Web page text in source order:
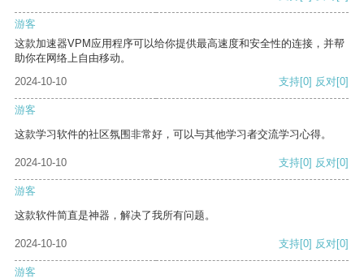
游客
这款加速器VPM应用程序可以给你提供最高速度和安全性的连接，并帮
助你在网络上自由移动。
2024-10-10
支持[0] 反对[0]
游客
这款学习软件的社区氛围非常好，可以与其他学习者交流学习心得。
2024-10-10 支持[0] 反对[0]
游客
这款软件简直是神器，解决了我所有问题。
2024-10-10 支持[0] 反对[0]
游客